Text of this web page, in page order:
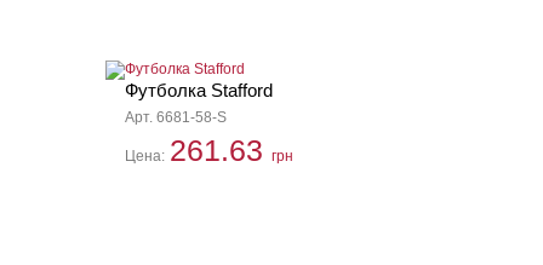
Футболка Stafford
Арт. 6681-58-S
Цена: 261.63 грн